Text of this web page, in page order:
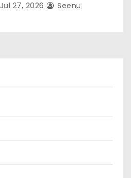
Jul 27, 2026 Seenu